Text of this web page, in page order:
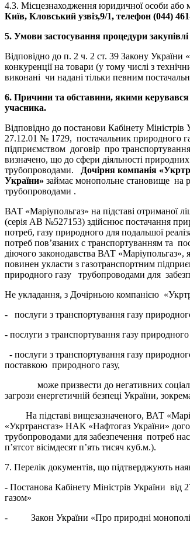
4.3. Місцезнаходження юридичної особи або
Київ, Кловський узвіз,9/1, телефон (044)
5. Умови застосування процедури
Відповідно до п. 2 ч. 2 ст. 39 Закону України
конкуренції на товари (у тому числі з
виконані чи надані тільки певним
6. Причини та обставини, якими керувався
учасника.
Відповідно до постанови Кабінету
27.12.01 № 1729, постачальник природного
підприємством договір про
визначено, що до сфери діяльності
трубопроводами.
Дочірня компанія
України» займає монопольне становище на
трубопроводами .
ВАТ «Маріупольгаз» на підставі отриманої
(серія АВ №527153) здійснює постачання
потреб, газу природного для подальшої
потреб пов’язаних с транспортуванням та
діючого законодавства ВАТ
повинен укласти з газотранспортним
природного газу трубопроводами для
Не укладання, з Дочірньою компанією
- послуги з транспортування газу
- послуги з транспортування газу
- послуги з транспортування газу
поставкою природного газу,
може призвести до негативних
загрози енергетичній безпеці України,
На підставі вищезазначеного, ВАТ
«Укртрансгаз» НАК «Нафтогаз України»
трубопроводами для забезпечення потреб
п’ятсот вісімдесят п’ять тисяч куб.м.).
7. Перелік документів, що підтверджують
- Постанова Кабінету Міністрів України
газом»
- Закон України «Про природні